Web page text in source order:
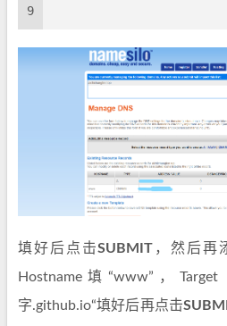
9
填好后点击SUBMIT ，然后再
Hostname填“www”，
字.github.io“填好后再点击